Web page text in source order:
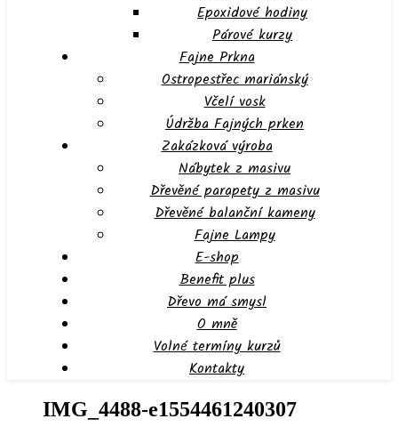
Epoxidové hodiny
Párové kurzy
Fajne Prkna
Ostropestřec mariánský
Včelí vosk
Údržba Fajných prken
Zakázková výroba
Nábytek z masivu
Dřevěné parapety z masivu
Dřevěné balanční kameny
Fajne Lampy
E-shop
Benefit plus
Dřevo má smysl
O mně
Volné termíny kurzů
Kontakty
IMG_4488-e1554461240307